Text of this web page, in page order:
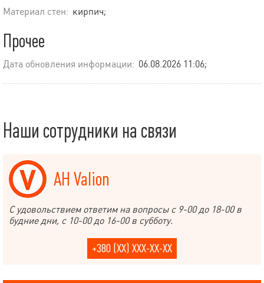
Материал стен: кирпич;
Прочее
Дата обновления информации: 06.08.2026 11:06;
Наши сотрудники на связи
АН Valion
С удовольствием ответим на вопросы с 9-00 до 18-00 в
будние дни, с 10-00 до 16-00 в субботу.
+380 (XX) XXX-XX-XX